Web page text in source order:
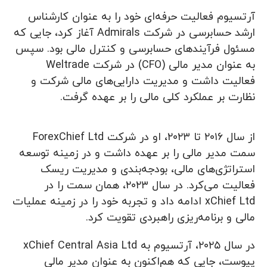
آرتسیوم فعالیت حرفه‌ای خود را به عنوان کارشناس
ارشد حسابرسی در شرکت Admirals آغاز کرد، جایی که
مسئول فرآیندهای حسابرسی و کنترل مالی بود. سپس
به عنوان مدیر مالی (CFO) در شرکت Weltrade
فعالیت داشت و مدیریت دارایی‌های مالی شرکت و
نظارت بر عملکرد کلی مالی را بر عهده گرفت.
از سال ۲۰۱۶ تا ۲۰۲۳، او در شرکت ForexChief Ltd
سمت مدیر مالی را بر عهده داشت و در زمینه توسعه
استراتژی‌های مالی، بودجه‌بندی و مدیریت ریسک
فعالیت می‌کرد. در سال ۲۰۲۳، همان سمت را در
xChief Ltd ادامه داد و تجربه خود را در زمینه عملیات
مالی و برنامه‌ریزی راهبردی تقویت کرد.
در سال ۲۰۲۵، آرتسیوم به xChief Central Asia Ltd
پیوست، جایی که هم‌اکنون به عنوان مدیر مالی